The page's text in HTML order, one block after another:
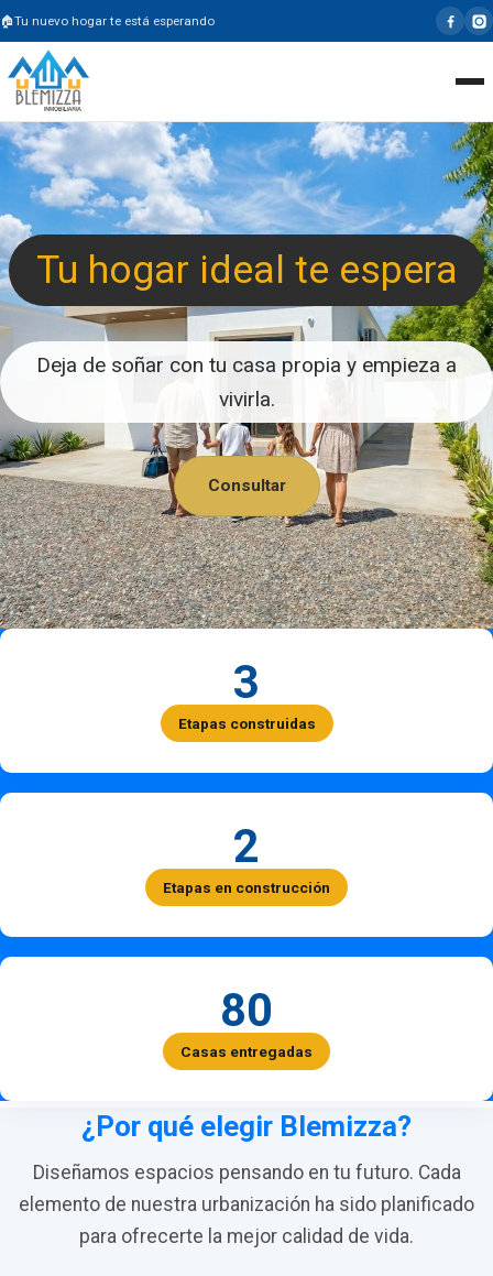
Tu nuevo hogar te está esperando
Tu hogar ideal te espera
Deja de soñar con tu casa propia y empieza a
vivirla.
Consultar
3
Etapas construidas
2
Etapas en construcción
80
Casas entregadas
¿Por qué elegir Blemizza?
Diseñamos espacios pensando en tu futuro. Cada
elemento de nuestra urbanización ha sido planificado
para ofrecerte la mejor calidad de vida.